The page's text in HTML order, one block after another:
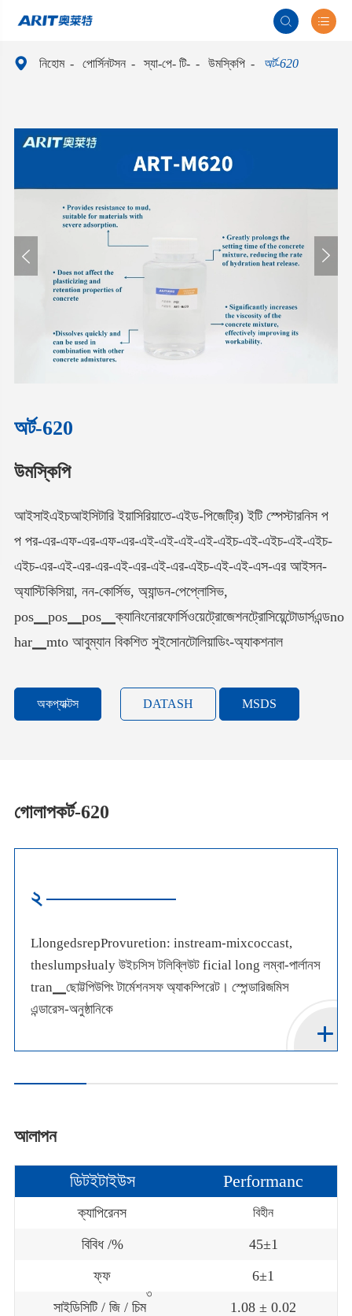
 
 নিহোম পোর্সিনটসন স্যা-পে- টি- উমস্কিপি অর্ট-620
 
অর্ট-620
উমস্কিপি
আইসাইএইচআইসিটারি ইয়াসিরিয়াতে-এইড-পিজেট্রি) ইটি স্পেস্টারনিস প
প পর-এর-এফ-এর-এফ-এর-এই-এই-এই-এই-এইচ-এই-এইচ-এই-এইচ-
এইচ-এর-এই-এর-এর-এই-এর-এই-এর-এইচ-এই-এই-এস-এর আইসন-
অ্যাস্টিকিসিয়া, নন-কোর্সিভ, অ্যান্ডন-পেপ্লোসিভ,
pos▁pos▁pos▁ক্যানিংনোরফোর্সিওয়েট্রোজেশনট্রোসিয়েন্টোডার্সএন্ডno
har▁mto আবুম্যান বিকশিত সুইসোনটোলিয়াডিং-অ্যাকশনাল
অকপ্যাক্টস DATASH MSDS
গোলাপকর্ট-620
২
LlongedsrepProvuretion: instream-mixcoccast,
theslumpsłualy উইচসিস টলিব্লিউট ficial long লম্বা-পার্লানস
tran▁ছোট্টপিউপিং টার্মেশনসফ অ্যাকম্পিরেট। স্পেন্ডারিজমিস
এন্ডারেস-অনুষ্ঠানিকে
আলাপন
ডিটইটাইউস Performanc
ক্যাপিরেনস বিহীন
বিবিধ /%
45±1
ফ্ফ
6±1
সাইডিসিটি / জি / চিম
৩
1.08 ± 0.02